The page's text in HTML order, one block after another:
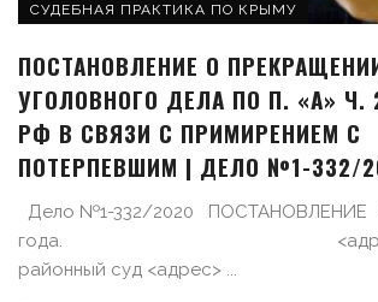
СУДЕБНАЯ ПРАКТИКА ПО КРЫМУ
ПОСТАНОВЛЕНИЕ О
УГОЛОВНОГО ДЕЛА ПО П. «А» Ч.
РФ В СВЯЗИ С ПРИМИРЕНИЕМ С
ПОТЕРПЕВШИМ | ДЕЛО №1-332/
Дело №1-332/2020 ПОСТАНОВЛЕНИЕ
года. <адрес>.
районный суд <адрес> ...